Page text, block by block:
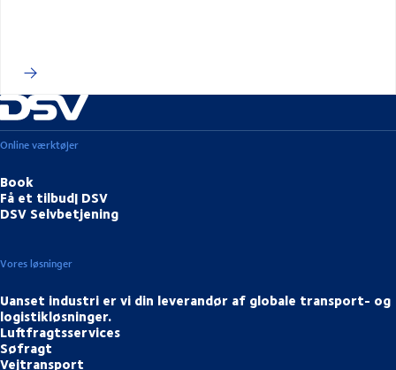
Online værktøjer
Book
Få et tilbud| DSV
DSV Selvbetjening
Vores løsninger
Uanset industri er vi din leverandør af globale transport- og
logistikløsninger.
Luftfragtsservices
Søfragt
Vejtransport